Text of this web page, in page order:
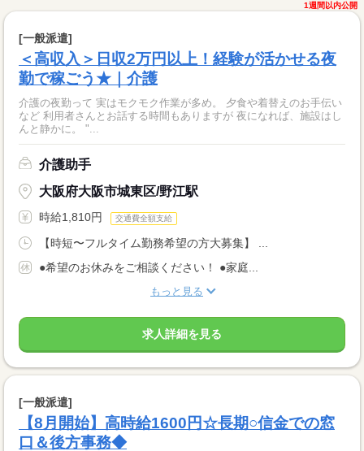
1週間以内公開
[一般派遣]
＜高収入＞日収2万円以上！経験が活かせる夜
勤で稼ごう★｜介護
介護の夜勤って 実はモクモク作業が多め。 夕食や着替えのお手伝い
など 利用者さんとお話する時間もありますが 夜になれば、施設はし
んと静かに。 "...
介護助手
大阪府大阪市城東区/野江駅
時給1,810円 交通費全額支給
【時短〜フルタイム勤務希望の方大募集】 ...
●希望のお休みをご相談ください！ ●家庭...
もっと見る
求人詳細を見る
[一般派遣]
【8月開始】高時給1600円☆長期○信金での窓
口＆後方事務◆